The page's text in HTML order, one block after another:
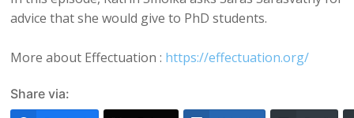
advice that she would give to PhD students.
More about Effectuation : https://effectuation.org/
Share via: